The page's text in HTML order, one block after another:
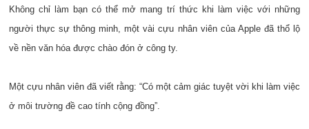
Không chỉ làm bạn có thể mở mang trí thức khi làm việc với những
người thực sự thông minh, một vài cựu nhân viên của Apple đã thổ lộ
về nền văn hóa được chào đón ở công ty.
Một cựu nhân viên đã viết rằng: “Có một cảm giác tuyệt vời khi làm việc
ở môi trường đề cao tính cộng đồng”.